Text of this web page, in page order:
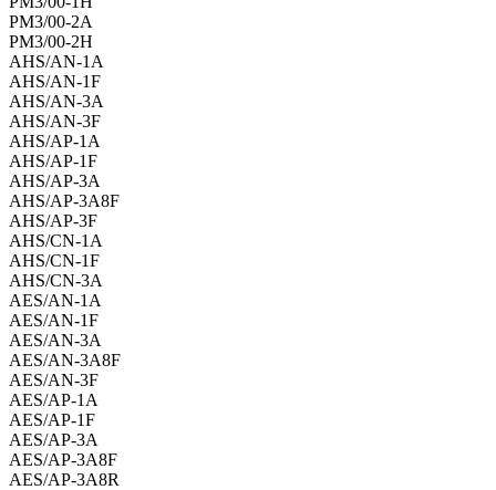
PM3/00-2A
PM3/00-2H
AHS/AN-1A
AHS/AN-1F
AHS/AN-3A
AHS/AN-3F
AHS/AP-1A
AHS/AP-1F
AHS/AP-3A
AHS/AP-3A8F
AHS/AP-3F
AHS/CN-1A
AHS/CN-1F
AHS/CN-3A
AES/AN-1A
AES/AN-1F
AES/AN-3A
AES/AN-3A8F
AES/AN-3F
AES/AP-1A
AES/AP-1F
AES/AP-3A
AES/AP-3A8F
AES/AP-3A8R